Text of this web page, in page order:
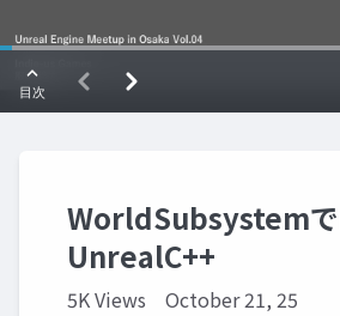
WorldSubsystemで
UnrealC++
5K Views October 21, 25